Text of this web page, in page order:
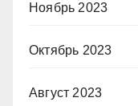
Ноябрь 2023
Октябрь 2023
Август 2023